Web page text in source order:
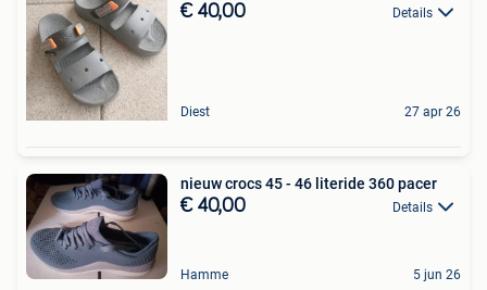
€ 40,00 Details
Diest 27 apr 26
nieuw crocs 45 - 46 literide 360 pacer
€ 40,00 Details
Hamme 5 jun 26